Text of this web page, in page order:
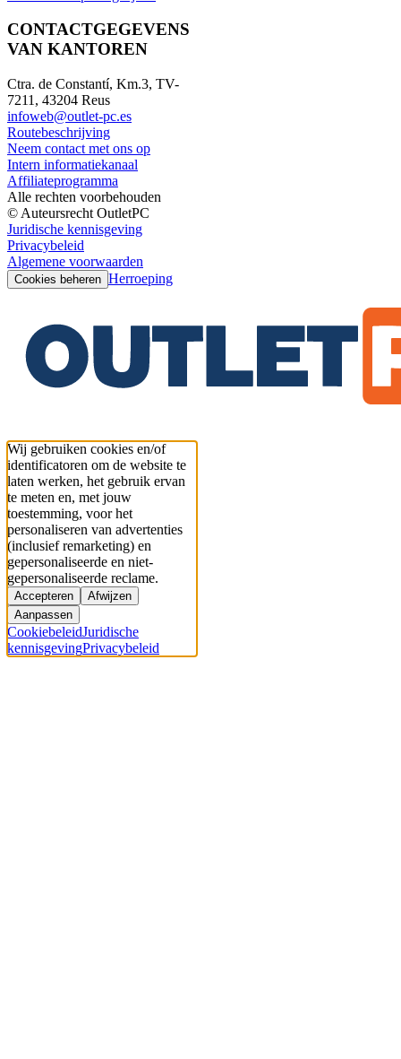
CONTACTGEGEVENS
VAN KANTOREN
Ctra. de Constantí, Km.3, TV-
7211, 43204 Reus
infoweb@outlet-pc.es
Routebeschrijving
Neem contact met ons op
Intern informatiekanaal
Affiliateprogramma
Alle rechten voorbehouden
© Auteursrecht OutletPC
Juridische kennisgeving
Privacybeleid
Algemene voorwaarden
Cookies beheren Herroeping
Wij gebruiken cookies en/of
identificatoren om de website te
laten werken, het gebruik ervan
te meten en, met jouw
toestemming, voor het
personaliseren van advertenties
(inclusief remarketing) en
gepersonaliseerde en niet-
gepersonaliseerde reclame.
Accepteren
Afwijzen
Aanpassen
CookiebeleidJuridische
kennisgevingPrivacybeleid